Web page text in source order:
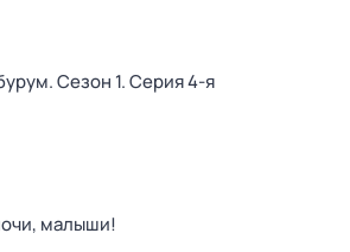
. Сезон 1. Серия 4-я
малыши!